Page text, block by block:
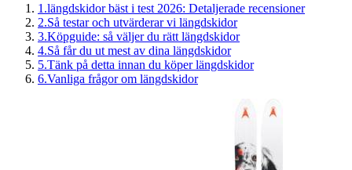
1 .längdskidor bäst i test 2026: Detaljerade recensioner
2.Så testar och utvärderar vi längdskidor
3.Köpguide: så väljer du rätt längdskidor
4.Så får du ut mest av dina längdskidor
5.Tänk på detta innan du köper längdskidor
6.Vanliga frågor om längdskidor